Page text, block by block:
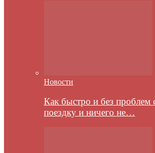
Новости
Как быстро и без проблем
поездку и ничего не…